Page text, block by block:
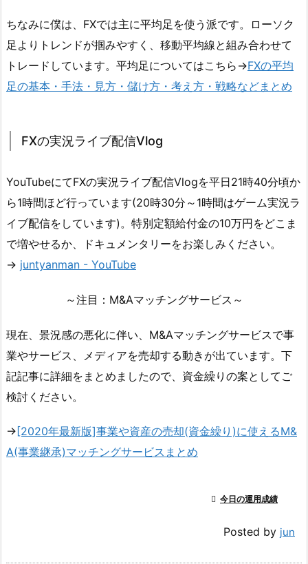
ちなみに僕は、FXでは主に平均足を使う派です。ローソク
足よりトレンドが掴みやすく、移動平均線と組み合わせて
トレードしています。平均足についてはこちら→FXの平均
足の基本・手法・見方・儲け方・考え方・戦略などまとめ
FXの実況ライブ配信Vlog
YouTubeにてFXの実況ライブ配信Vlogを平日21時40分頃か
ら1時間ほど行っています(20時30分～1時間はゲーム実況ラ
イブ配信をしています)。特別定額給付金の10万円をどこま
で増やせるか、ドキュメンタリーをお楽しみください。
→ juntyanman - YouTube
～注目：M&Aマッチングサービス～
現在、景況感の悪化に伴い、M&Aマッチングサービスで事
業やサービス、メディアを売却する動きが出ています。下
記記事に詳細をまとめましたので、資金繰りの案としてご
検討ください。
→ [2020年最新版]事業や資産の売却(資金繰り)に使えるM&
A(事業継承)マッチングサービスまとめ
 今日の運用成績
Posted by jun